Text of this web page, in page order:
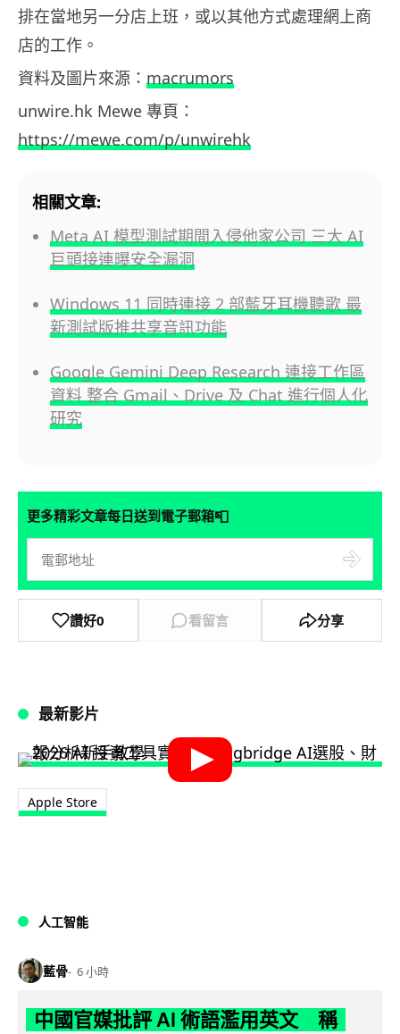
排在當地另一分店上班，或以其他方式處理網上商
店的工作。
資料及圖片來源： macrumors
unwire.hk Mewe 專頁：
https://mewe.com/p/unwirehk
相關文章:
Meta AI 模型測試期間入侵他家公司 三大 AI
巨頭接連曝安全漏洞
Windows 11 同時連接 2 部藍牙耳機聽歌 最
新測試版推共享音訊功能
Google Gemini Deep Research 連接工作區
資料 整合 Gmail、Drive 及 Chat 進行個人化
研究
更多精彩文章每日送到電子郵箱📮
讚好0 看留言 分享
最新影片
Apple Store
人工智能
藍骨 6 小時
中國官媒批評 AI 術語濫用英文 稱